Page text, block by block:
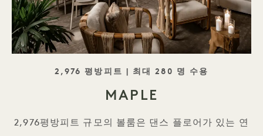
태그라인
2,976 평방피트 | 최대 280 명 수용
MAPLE
2,976평방피트 규모의 볼룸은 댄스 플로어가 있는 연